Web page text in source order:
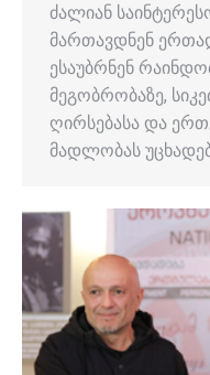
ძალიან
მართავდნენ
ესაუბრნენ
მეგობრობაზე,
ღირსებასა და
მადლობას